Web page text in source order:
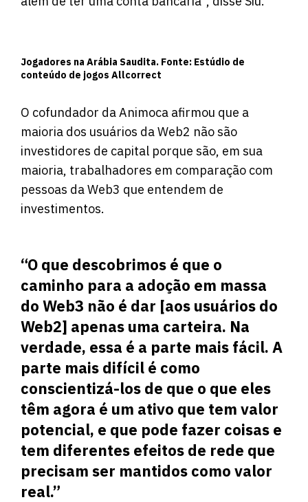
Jogadores na Arábia Saudita. Fonte: Estúdio de
conteúdo de jogos Allcorrect
O cofundador da Animoca afirmou que a
maioria dos usuários da Web2 não são
investidores de capital porque são, em sua
maioria, trabalhadores em comparação com
pessoas da Web3 que entendem de
investimentos.
“O que descobrimos é que o
caminho para a adoção em massa
do Web3 não é dar [aos usuários do
Web2] apenas uma carteira. Na
verdade, essa é a parte mais fácil. A
parte mais difícil é como
conscientizá-los de que o que eles
têm agora é um ativo que tem valor
potencial, e que pode fazer coisas e
tem diferentes efeitos de rede que
precisam ser mantidos como valor
real.”